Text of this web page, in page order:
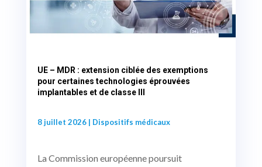
UE – MDR : extension ciblée des exemptions
pour certaines technologies éprouvées
implantables et de classe III
8 juillet 2026| Dispositifs médicaux
La Commission européenne poursuit